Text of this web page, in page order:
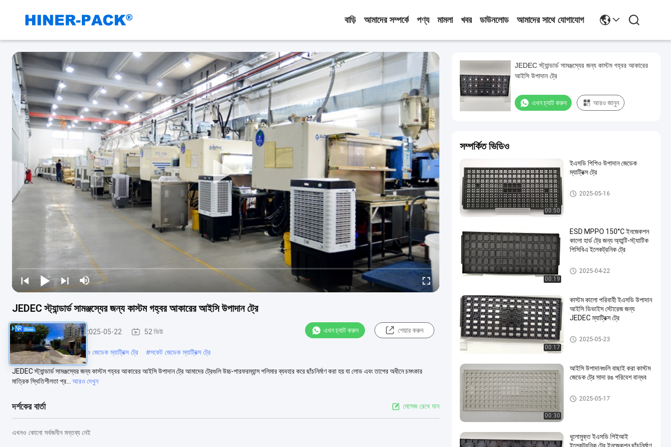
বাড়ি আমাদের সম্পর্কে পণ্য মামলা খবর ডাউনলোড আমাদের সাথে যোগাযোগ
JEDEC স্ট্যান্ডার্ড সামঞ্জস্যের জন্য কাস্টম গহ্বর আকারের আইসি উপাদান ট্রে
কাস্টম জেডেক ট্রে 2025-05-22 52 ভিউ এখন চ্যাট করুন শেয়ার করুন
#কাস্টম জেডেক ট্রে #আইএসও জেডেক ম্যাট্রিক্স ট্রে #সকেট জেডেক ম্যাট্রিক্স ট্রে
JEDEC স্ট্যান্ডার্ড সামঞ্জস্যের জন্য কাস্টম গহ্বর আকারের আইসি উপাদান ট্রে আমাদের ট্রেগুলি উচ্চ-পারফরম্যান্স পলিমার ব্যবহার করে ছাঁচনির্মাণ করা হয় যা লোড এবং তাপের অধীনে চমৎকার
মাত্রিক স্থিতিশীলতা প্র...
আরও দেখুন
দর্শকের বার্তা মেসেজ রেখে যান
এখনও কোনো সর্বজনীন মন্তব্য নেই
JEDEC স্ট্যান্ডার্ড সামঞ্জস্যের জন্য কাস্টম গহ্বর আকারের
আইসি উপাদান ট্রে
এখন চ্যাট করুন আরও জানুন
সম্পর্কিত ভিডিও
00:50
ইএসডি পিপিও উপাদান জেডেক
ম্যাট্রিক্স ট্রে
জেডেক ম্যাট্রিক্স ট্রে
2025-05-16
00:19
ESD MPPO 150°C ইনজেকশন
কালো হার্ড ট্রে জন্য অ্যান্টি-স্ট্যাটিক
পিসিবিএ ইলেকট্রনিক ট্রে
কাস্টম জেডেক ট্রে
2025-04-22
00:17
কাস্টম কালো পরিবাহী ইএসডি উপাদান
আইসি ডিভাইস স্টোরেজ জন্য
JEDEC ম্যাট্রিক্স ট্রে
কাস্টম জেডেক ট্রে
2025-05-23
00:30
আইসি উপাদানগুলি বাছাই করা কাস্টম
জেডেক ট্রে সাদা রঙ পরিবেশ বান্ধব
কাস্টম জেডেক ট্রে
2025-05-17
ধুলোমুক্ত ইএসডি পিইআই